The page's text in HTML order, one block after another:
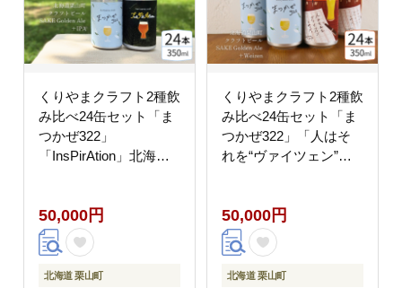
くりやまクラフト2種飲
み比べ24缶セット「ま
つかぜ322」
「InsPirAtion」北海道
50,000円
北海道 栗山町
くりやまクラフト2種飲
み比べ24缶セット「ま
つかぜ322」「人はそ
れを“ヴァイツェン”と
50,000円
北海道 栗山町